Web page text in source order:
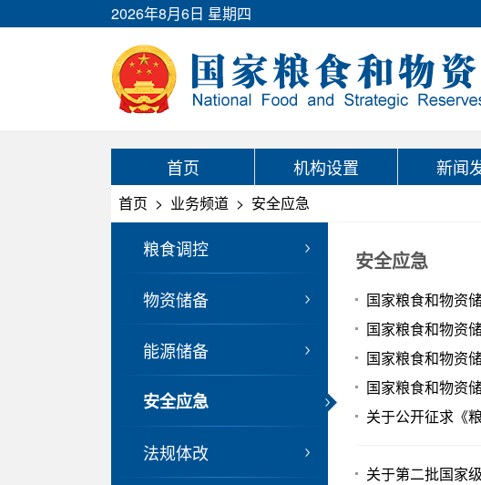
2026年8月6日 星期四
首页 机构设置 新闻
首页 > 业务频道 > 安全应急
粮食调控
物资储备
能源储备
安全应急
法规体改
安全应急
国家粮食和物资
国家粮食和物资
国家粮食和物资
国家粮食和物资
关于公开征求《
关于第二批国家